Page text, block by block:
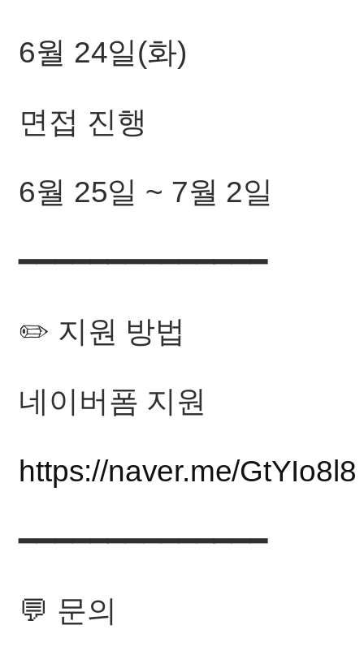
6월 24일(화)
면접 진행
6월 25일 ~ 7월 2일
━━━━━━━━━━━━━━
✏️ 지원 방법
네이버폼 지원
https://naver.me/GtYIo8l8
━━━━━━━━━━━━━━
💬 문의